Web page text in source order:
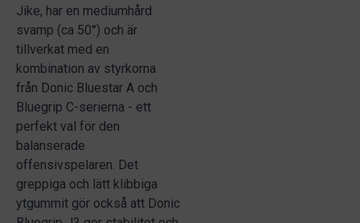
Jike, har en mediumhård
svamp (ca 50°) och är
tillverkat med en
kombination av styrkorna
från Donic Bluestar A och
Bluegrip C-serierna - ett
perfekt val för den
balanserade
offensivspelaren. Det
greppiga och lätt klibbiga
ytgummit gör också att Donic